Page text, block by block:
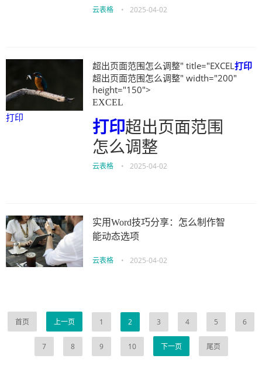
云表格 • 2025-04-02
打印
超出页面范围怎么调整" title="EXCEL打印
超出页面范围怎么调整" width="200"
height="150">
EXCEL
打印超出页面范围
怎么调整
云表格 • 2025-04-02
实用Word技巧分享：怎么制作智
能动态选项
云表格 • 2025-04-02
首页 上一页 1 2 3 4 5 6
7 8 9 10 下一页 尾页